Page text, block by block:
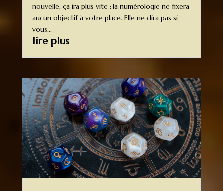
nouvelle, ça ira plus vite : la numérologie ne fixera
aucun objectif à votre place. Elle ne dira pas si
vous...
lire plus